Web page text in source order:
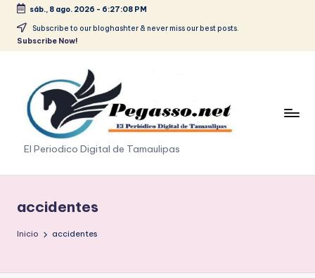
Saltar
sáb., 8 ago. 2026 - 6:27:09 PM
Subscribe to our bloghashter & never miss our best posts.
Subscribe Now!
p
e
s
El Periodico Digital de Tamaulipas
accidentes
Inicio accidentes